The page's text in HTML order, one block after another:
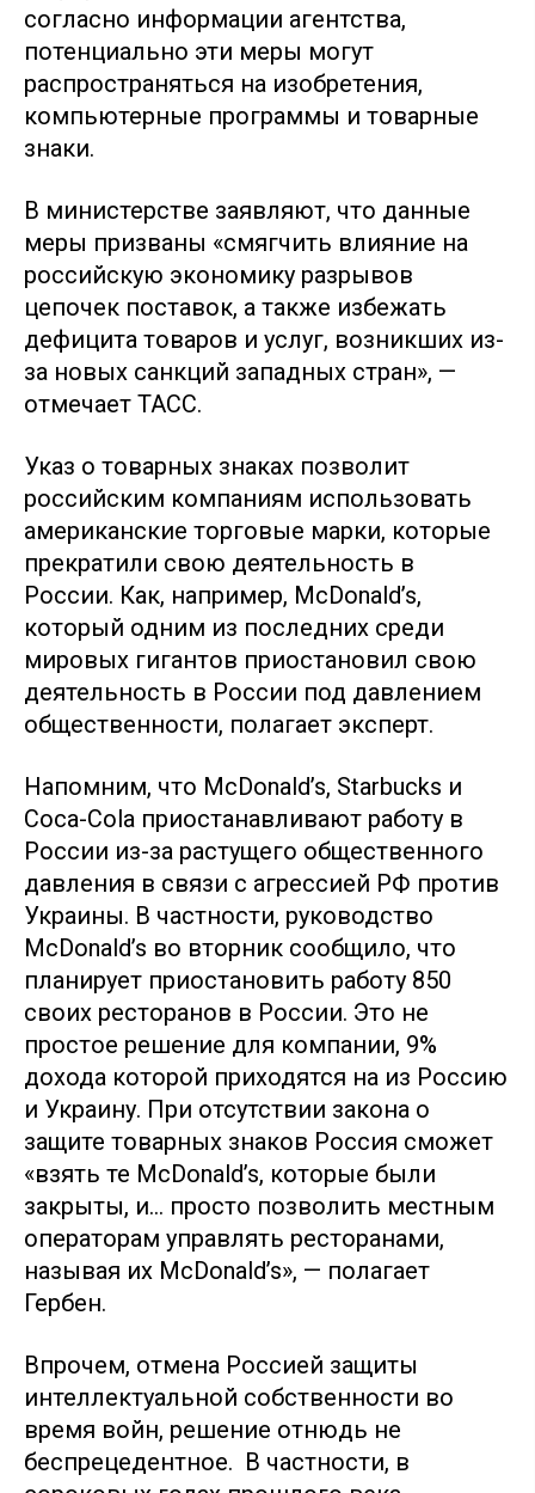
согласно информации агентства,
потенциально эти меры могут
распространяться на изобретения,
компьютерные программы и товарные
знаки.
В министерстве заявляют, что данные
меры призваны «смягчить влияние на
российскую экономику разрывов
цепочек поставок, а также избежать
дефицита товаров и услуг, возникших из-
за новых санкций западных стран», —
отмечает ТАСС.
Указ о товарных знаках позволит
российским компаниям использовать
американские торговые марки, которые
прекратили свою деятельность в
России. Как, например, McDonald’s,
который одним из последних среди
мировых гигантов приостановил свою
деятельность в России под давлением
общественности, полагает эксперт.
Напомним, что McDonald’s, Starbucks и
Coca-Cola приостанавливают работу в
России из-за растущего общественного
давления в связи с агрессией РФ против
Украины. В частности, руководство
McDonald’s во вторник сообщило, что
планирует приостановить работу 850
своих ресторанов в России. Это не
простое решение для компании, 9%
дохода которой приходятся на из Россию
и Украину. При отсутствии закона о
защите товарных знаков Россия сможет
«взять те McDonald’s, которые были
закрыты, и… просто позволить местным
операторам управлять ресторанами,
называя их McDonald’s», — полагает
Гербен.
Впрочем, отмена Россией защиты
интеллектуальной собственности во
время войн, решение отнюдь не
беспрецедентное. В частности, в